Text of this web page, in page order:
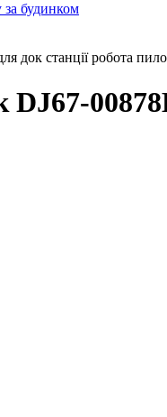
за будинком
док станції робота